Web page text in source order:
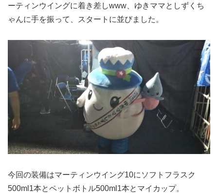
ーティンウイングに着き差しwww、ゆきママとしずくち
ゃんに手を振って、スタートに並びました。
今回の装備はマーティンウイング10にソフトフラスク
500ml1本とペットボトル500ml1本とマイカップ。